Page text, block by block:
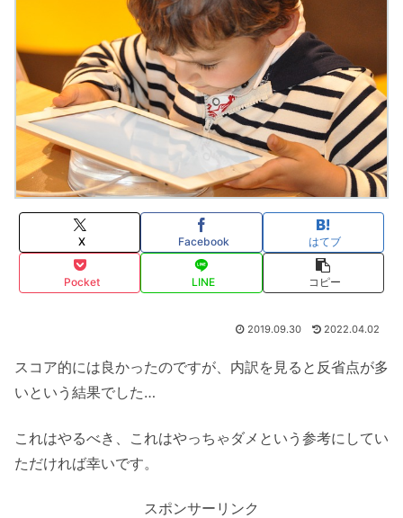
X Facebook はてブ
Pocket LINE コピー
2019.09.30 2022.04.02
スコア的には良かったのですが、内訳を見ると反省点が多
いという結果でした…
これはやるべき、これはやっちゃダメという参考にしてい
ただければ幸いです。
スポンサーリンク